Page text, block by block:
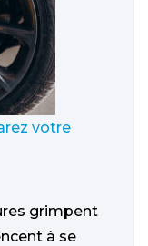
votre
grimpent
à se